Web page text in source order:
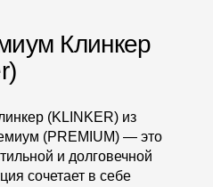
Клинкер
(KLINKER) из
(PREMIUM) — это
и долговечной
сочетает в себе